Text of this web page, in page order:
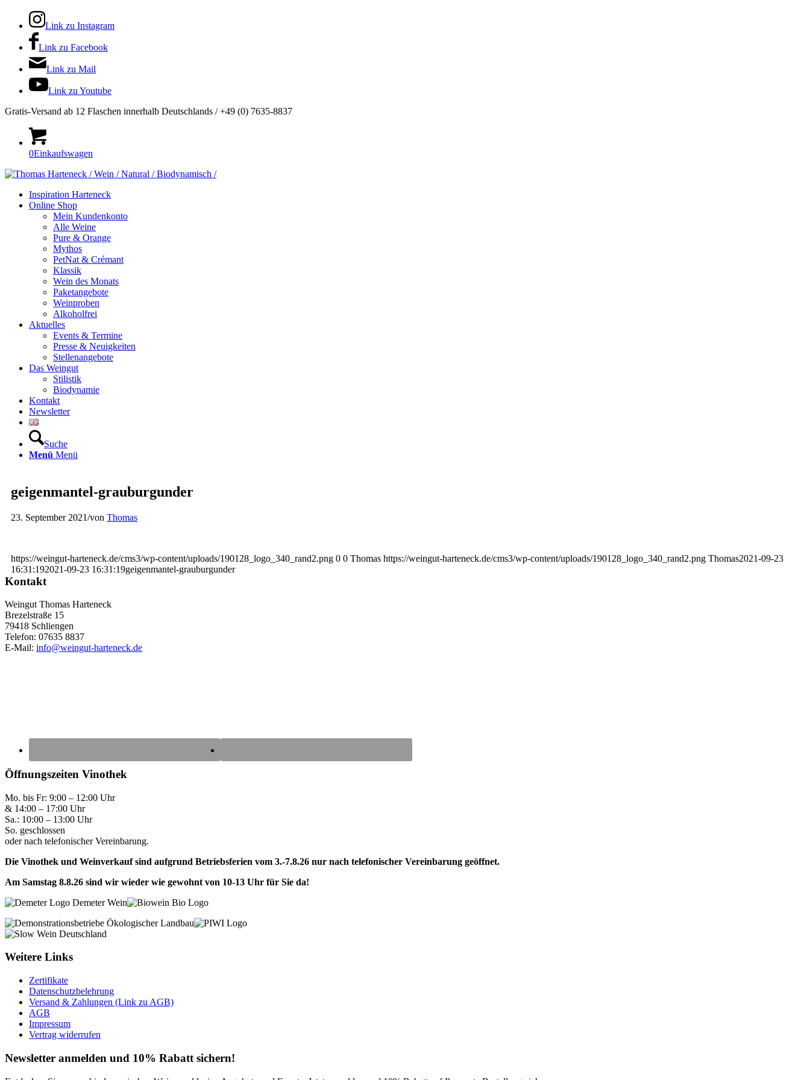
Link zu Instagram
Link zu Facebook
Link zu Mail
Link zu Youtube
Gratis-Versand ab 12 Flaschen innerhalb Deutschlands / +49 (0) 7635-8837
0Einkaufswagen
Inspiration Harteneck
Online Shop
Mein Kundenkonto
Alle Weine
Pure & Orange
Mythos
PetNat & Crémant
Klassik
Wein des Monats
Paketangebote
Weinproben
Alkoholfrei
Aktuelles
Events & Termine
Presse & Neuigkeiten
Stellenangebote
Das Weingut
Stilistik
Biodynamie
Kontakt
Newsletter
Suche
Menü Menü
geigenmantel-grauburgunder
23. September 2021/von Thomas
https://weingut-harteneck.de/cms3/wp-content/uploads/190128_logo_340_rand2.png 0 0 Thomas https://weingut-harteneck.de/cms3/wp-content/uploads/190128_logo_340_rand2.png Thomas2021-09-23
16:31:192021-09-23 16:31:19geigenmantel-grauburgunder
Kontakt
Weingut Thomas Harteneck
Brezelstraße 15
79418 Schliengen
Telefon: 07635 8837
E-Mail: info@weingut-harteneck.de
Öffnungszeiten Vinothek
Mo. bis Fr: 9:00 – 12:00 Uhr
& 14:00 – 17:00 Uhr
Sa.: 10:00 – 13:00 Uhr
So. geschlossen
oder nach telefonischer Vereinbarung.
Die Vinothek und Weinverkauf sind aufgrund Betriebsferien vom 3.-7.8.26 nur nach telefonischer Vereinbarung geöffnet.
Am Samstag 8.8.26 sind wir wieder wie gewohnt von 10-13 Uhr für Sie da!
Weitere Links
Zertifikate
Datenschutzbelehrung
Versand & Zahlungen (Link zu AGB)
AGB
Impressum
Vertrag widerrufen
Newsletter anmelden und 10% Rabatt sichern!